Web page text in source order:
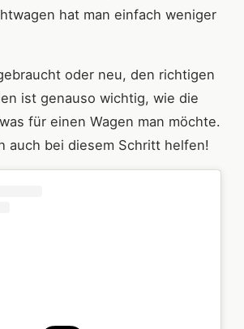
hat man einfach weniger
oder neu, den richtigen
ist genauso wichtig, wie die
für einen Wagen man möchte.
auch bei diesem Schritt helfen!